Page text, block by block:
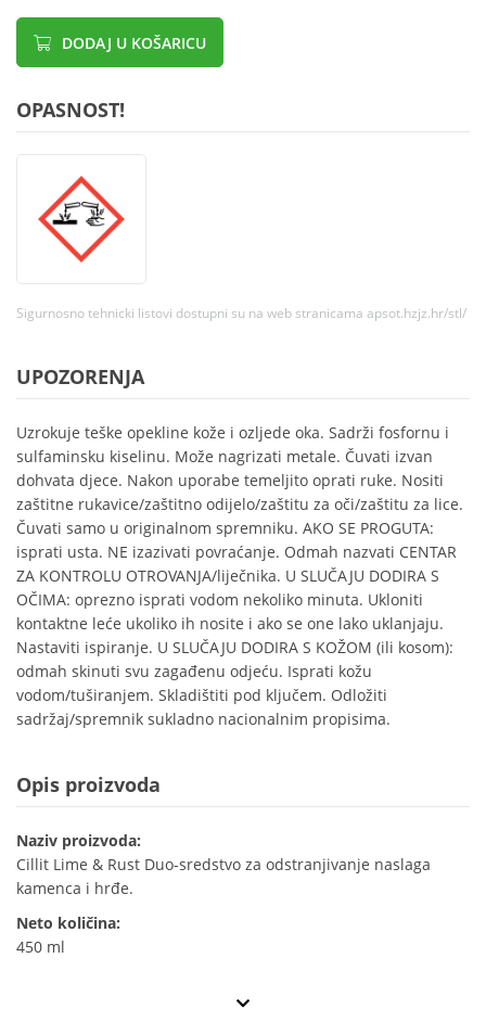
DODAJ U KOŠARICU
OPASNOST!
Sigurnosno tehnicki listovi dostupni su na web stranicama apsot.hzjz.hr/stl/
UPOZORENJA
Uzrokuje teške opekline kože i ozljede oka. Sadrži fosfornu i
sulfaminsku kiselinu. Može nagrizati metale. Čuvati izvan
dohvata djece. Nakon uporabe temeljito oprati ruke. Nositi
zaštitne rukavice/zaštitno odijelo/zaštitu za oči/zaštitu za lice.
Čuvati samo u originalnom spremniku. AKO SE PROGUTA:
isprati usta. NE izazivati povraćanje. Odmah nazvati CENTAR
ZA KONTROLU OTROVANJA/liječnika. U SLUČAJU DODIRA S
OČIMA: oprezno isprati vodom nekoliko minuta. Ukloniti
kontaktne leće ukoliko ih nosite i ako se one lako uklanjaju.
Nastaviti ispiranje. U SLUČAJU DODIRA S KOŽOM (ili kosom):
odmah skinuti svu zagađenu odjeću. Isprati kožu
vodom/tuširanjem. Skladištiti pod ključem. Odložiti
sadržaj/spremnik sukladno nacionalnim propisima.
Opis proizvoda
Naziv proizvoda:
Cillit Lime & Rust Duo-sredstvo za odstranjivanje naslaga
kamenca i hrđe.
Neto količina:
450 ml